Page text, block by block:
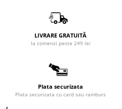
LIVRARE GRATUITĂ
la comenzi peste 249 lei
Plata securizata
Plata securizata cu card sau ramburs